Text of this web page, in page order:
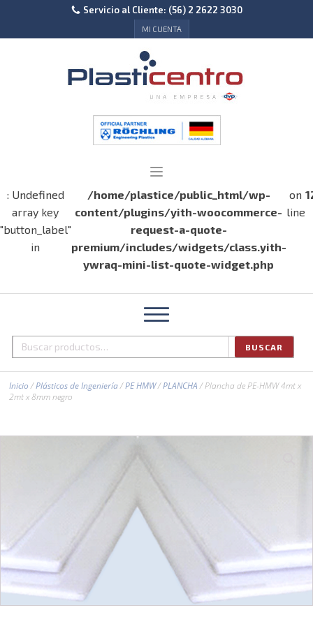
Servicio al Cliente: (56) 2 2622 3030
MI CUENTA
: Undefined
array key
"button_label"
in
/home/plastice/public_html/wp-
content/plugins/yith-woocommerce-
request-a-quote-
premium/includes/widgets/class.yith-
ywraq-mini-list-quote-widget.php
on
line
Buscar
BUSCAR
Inicio/Plásticos de Ingeniería/PE HMW/PLANCHA/ Plancha de PE-HMW 4mt x
2mt x 8mm negro